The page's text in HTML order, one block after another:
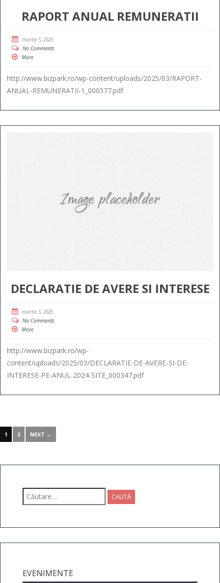
RAPORT ANUAL REMUNERATII
martie 5, 2025
No Comments
More
http://www.bizpark.ro/wp-content/uploads/2025/03/RAPORT-
ANUAL-REMUNERATII-1_000577.pdf
DECLARATIE DE AVERE SI INTERESE
martie 5, 2025
No Comments
More
http://www.bizpark.ro/wp-
content/uploads/2025/03/DECLARATIE-DE-AVERE-SI-DE-
INTERESE-PE-ANUL-2024-SITE_000347.pdf
1 2 NEXT →
Caută
după:
EVENIMENTE